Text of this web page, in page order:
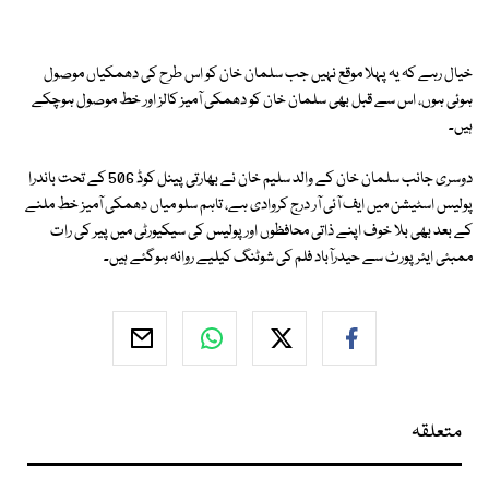
خیال رہے کہ یہ پہلا موقع نہیں جب سلمان خان کو اس طرح کی دھمکیاں موصول
ہوئی ہوں، اس سے قبل بھی سلمان خان کو دھمکی آمیز کالز اور خط موصول ہوچکے
ہیں۔
دوسری جانب سلمان خان کے والد سلیم خان نے بھارتی پینل کوڈ 506 کے تحت باندرا
پولیس اسٹیشن میں ایف آئی آر درج کروادی ہے، تاہم سلو میاں دھمکی آمیز خط ملنے
کے بعد بھی بلا خوف اپنے ذاتی محافظوں اور پولیس کی سیکیورٹی میں پیر کی رات
ممبئی ایئرپورٹ سے حیدرآباد فلم کی شوٹنگ کیلیے روانہ ہوگئے ہیں۔
متعلقہ